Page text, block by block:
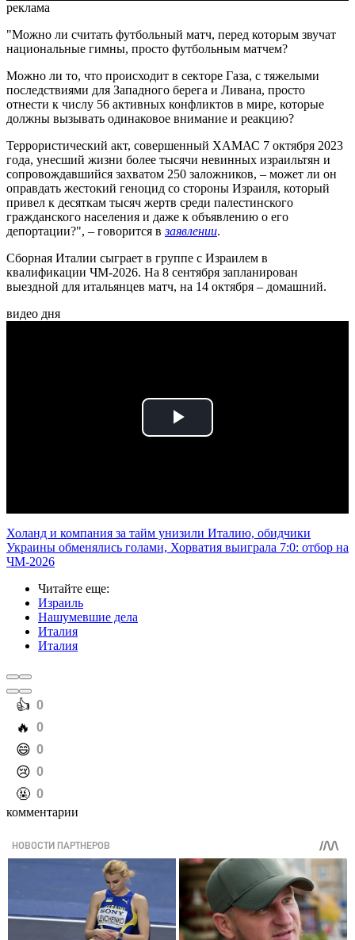
реклама
"Можно ли считать футбольный матч, перед которым звучат
национальные гимны, просто футбольным матчем?
Можно ли то, что происходит в секторе Газа, с тяжелыми
последствиями для Западного берега и Ливана, просто
отнести к числу 56 активных конфликтов в мире, которые
должны вызывать одинаковое внимание и реакцию?
Террористический акт, совершенный ХАМАС 7 октября 2023
года, унесший жизни более тысячи невинных израильтян и
сопровождавшийся захватом 250 заложников, – может ли он
оправдать жестокий геноцид со стороны Израиля, который
привел к десяткам тысяч жертв среди палестинского
гражданского населения и даже к объявлению о его
депортации?", – говорится взаявлении.
Сборная Италии сыграет в группе с Израилем в
квалификации ЧМ-2026. На 8 сентября запланирован
выездной для итальянцев матч, на 14 октября – домашний.
видео дня
Play
Холанд и компания за тайм унизили Италию, обидчики
Украины обменялись голами, Хорватия выиграла 7:0: отбор на
ЧМ-2026
Читайте еще:
Израиль
Нашумевшие дела
Италия
Италия
️👍 0
️🔥 0
️😄 0
️😢 0
️🤬 0
комментарии